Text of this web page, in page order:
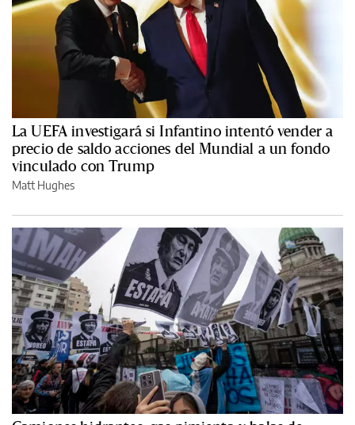
La UEFA investigará si Infantino intentó vender a
precio de saldo acciones del Mundial a un fondo
vinculado con Trump
Matt Hughes